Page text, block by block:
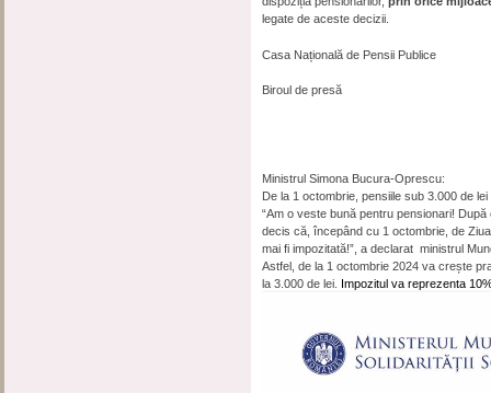
legate de aceste decizii.
Casa Națională de Pensii Publice
Biroul de presă
Ministrul Simona Bucura-Oprescu:
De la 1 octombrie, pensiile sub 3.000 de
“Am o veste bună pentru pensionari!
decis că, începând cu 1 octombrie, de
mai fi impozitată!”, a declarat ministrul
Astfel, de la 1 octombrie 2024 va crește
la 3.000 de lei. Impozitul va reprezenta